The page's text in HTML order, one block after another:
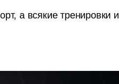
а всякие тренировки и